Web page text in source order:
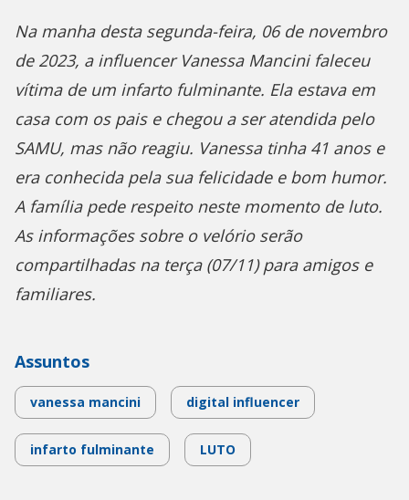
Na manha desta segunda-feira, 06 de novembro
de 2023, a influencer Vanessa Mancini faleceu
vítima de um infarto fulminante. Ela estava em
casa com os pais e chegou a ser atendida pelo
SAMU, mas não reagiu. Vanessa tinha 41 anos e
era conhecida pela sua felicidade e bom humor.
A família pede respeito neste momento de luto.
As informações sobre o velório serão
compartilhadas na terça (07/11) para amigos e
familiares.
Assuntos
vanessa mancini digital influencer
infarto fulminante LUTO